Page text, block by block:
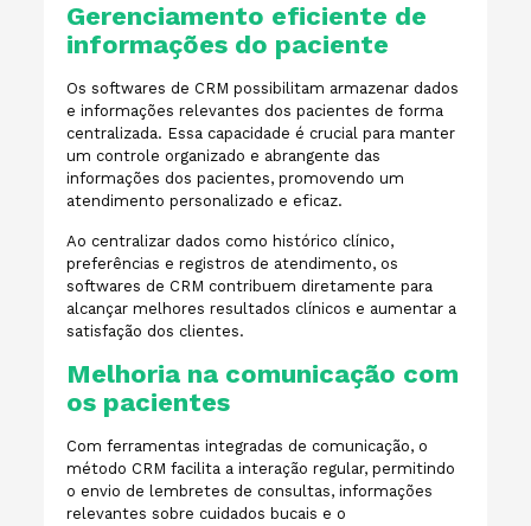
Gerenciamento eficiente de
informações do paciente
Os softwares de CRM possibilitam armazenar dados
e informações relevantes dos pacientes de forma
centralizada. Essa capacidade é crucial para manter
um controle organizado e abrangente das
informações dos pacientes, promovendo um
atendimento personalizado e eficaz.
Ao centralizar dados como histórico clínico,
preferências e registros de atendimento, os
softwares de CRM contribuem diretamente para
alcançar melhores resultados clínicos e aumentar a
satisfação dos clientes.
Melhoria na comunicação com
os pacientes
Com ferramentas integradas de comunicação, o
método CRM facilita a interação regular, permitindo
o envio de lembretes de consultas, informações
relevantes sobre cuidados bucais e o